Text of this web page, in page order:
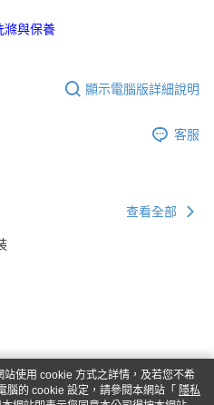
滌與保養
顯示電腦版詳細說明
客服
查看全部
使用 cookie 方式之詳情，及若您不希
腦的 cookie 設定，請參閱本網站「 隱私